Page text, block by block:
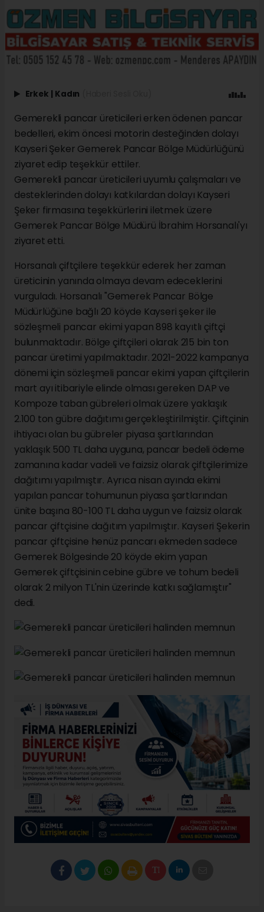
Erkek | Kadın
Gemerekli pancar üreticileri erken ödenen pancar
bedelleri, ekim öncesi motorin desteğinden dolayı
Kayseri Şeker Gemerek Pancar Bölge Müdürlüğünü
ziyaret edip teşekkür ettiler.
Gemerekli pancar üreticileri uyumlu çalışmaları ve
desteklerinden dolayı katkılardan dolayı Kayseri
Şeker firmasına teşekkürlerini iletmek üzere
Gemerek Pancar Bölge Müdürü İbrahim Horsanalı'yı
ziyaret etti.
Horsanalı çiftçilere teşekkür ederek her zaman
üreticinin yanında olmaya devam edeceklerini
vurguladı. Horsanalı "Gemerek Pancar Bölge
Müdürlüğüne bağlı 20 köyde Kayseri şeker ile
sözleşmeli pancar ekimi yapan 898 kayıtlı çiftçi
bulunmaktadır. Bölge çiftçileri olarak 215 bin ton
pancar üretimi yapılmaktadır. 2021-2022 kampanya
dönemi için sözleşmeli pancar ekimi yapan çiftçilerin
mart ayı itibariyle elinde olması gereken DAP ve
Kompoze taban gübreleri olmak üzere yaklaşık
2.100 ton gübre dağıtımı gerçekleştirilmiştir. Çiftçinin
ihtiyacı olan bu gübreler piyasa şartlarından
yaklaşık 500 TL daha uyguna, pancar bedeli ödeme
zamanına kadar vadeli ve faizsiz olarak çiftçilerimize
dağıtımı yapılmıştır. Ayrıca nisan ayında ekimi
yapılan pancar tohumunun piyasa şartlarından
ünite başına 80-100 TL daha uygun ve faizsiz olarak
pancar çiftçisine dağıtım yapılmıştır. Kayseri Şekerin
pancar çiftçisine henüz pancarı ekmeden sadece
Gemerek Bölgesinde 20 köyde ekim yapan
Gemerek çiftçisinin cebine gübre ve tohum bedeli
olarak 2 milyon TL'nin üzerinde katkı sağlamıştır"
dedi.